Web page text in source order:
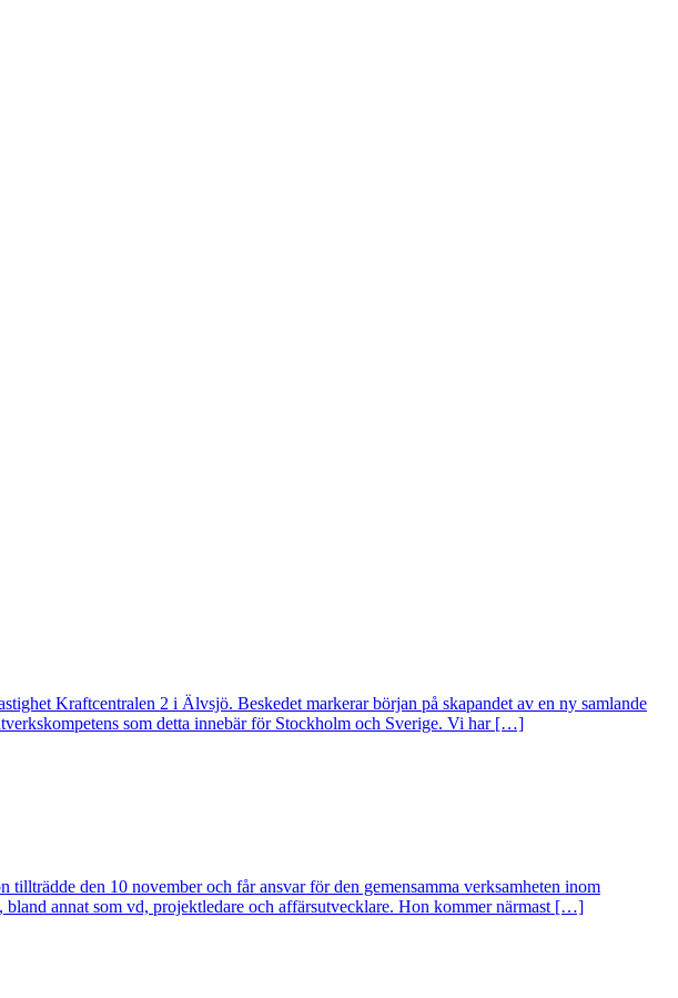
Kraftcentralen 2 i Älvsjö. Beskedet markerar början på skapandet av en ny samlande
som detta innebär för Stockholm och Sverige. Vi har […]
den 10 november och får ansvar för den gemensamma verksamheten inom
annat som vd, projektledare och affärsutvecklare. Hon kommer närmast […]